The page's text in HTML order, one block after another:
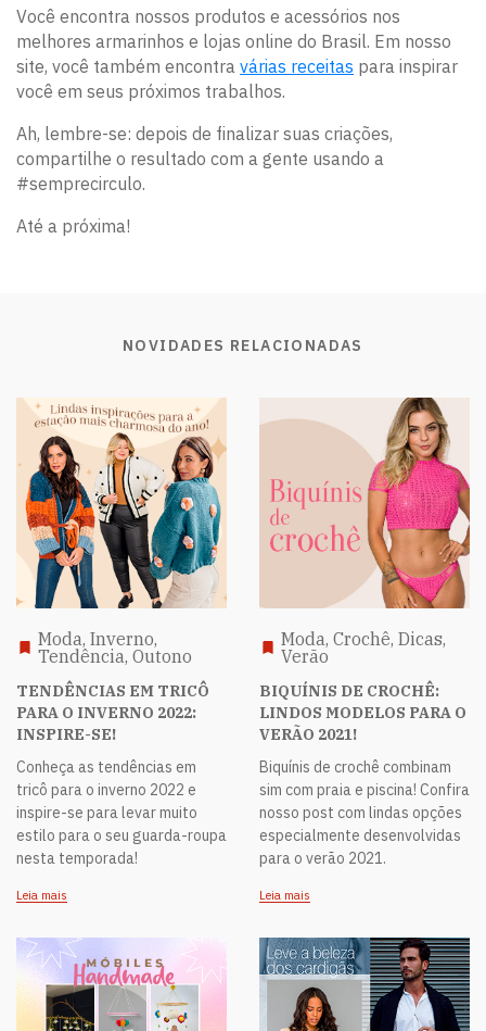
Você encontra nossos produtos e acessórios nos
melhores armarinhos e lojas online do Brasil. Em nosso
site, você também encontra várias receitas para inspirar
você em seus próximos trabalhos.
Ah, lembre-se: depois de finalizar suas criações,
compartilhe o resultado com a gente usando a
#semprecirculo.
Até a próxima!
NOVIDADES RELACIONADAS
Moda, Inverno,
Tendência, Outono
TENDÊNCIAS EM TRICÔ
PARA O INVERNO 2022:
INSPIRE-SE!
Conheça as tendências em
tricô para o inverno 2022 e
inspire-se para levar muito
estilo para o seu guarda-roupa
nesta temporada!
Leia mais
Moda, Crochê, Dicas,
Verão
BIQUÍNIS DE CROCHÊ:
LINDOS MODELOS PARA O
VERÃO 2021!
Biquínis de crochê combinam
sim com praia e piscina! Confira
nosso post com lindas opções
especialmente desenvolvidas
para o verão 2021.
Leia mais